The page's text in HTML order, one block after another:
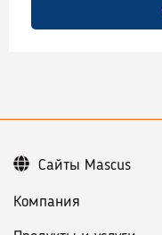
Компания
Сайты Mascus